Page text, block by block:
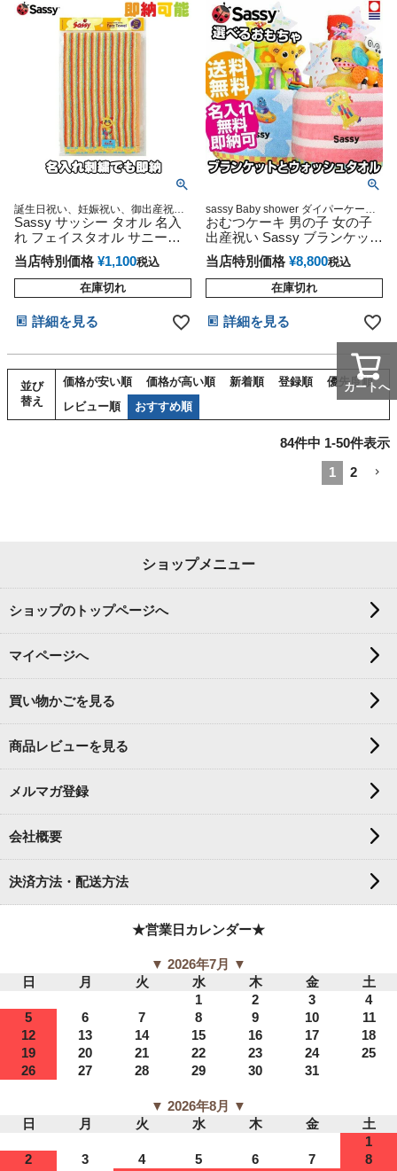
誕生日祝い、妊娠祝い、御出産祝
い、出産内祝い、お返しギフトプレ
ゼント、無撚糸を使用しているの
で、肌触りふわふわ使い心地も抜群♪
Sassy サッシー タオル 名入
れ フェイスタオル サニース
マイル 名前入り 刺繍
当店特別価格 ¥1,100税込
在庫切れ
詳細を見る
sassy Baby shower ダイパーケーキ
オムツタワー
おむつケーキ 男の子 女の子
出産祝い Sassy ブランケット
2段 サッシー
当店特別価格 ¥8,800税込
在庫切れ
詳細を見る
並び
替え
価格が安い順 価格が高い順 新着順 登録順
優先度順
レビュー順
おすすめ順
84件中 1-50件表示
1 2
カートへ
ショップメニュー
ショップのトップページへ
マイページへ
買い物かごを見る
商品レビューを見る
メルマガ登録
会社概要
決済方法・配送方法
★営業日カレンダー★
▼ 2026年7月 ▼
日
月 火 水 木 金
土
1
2 3
4
5
6 7 8 9 10
11
12
13 14 15 16 17
18
19
20 21 22 23 24
25
26
27 28 29 30 31
▼ 2026年8月 ▼
日
月 火 水 木 金
土
1
2
3 4 5 6 7
8